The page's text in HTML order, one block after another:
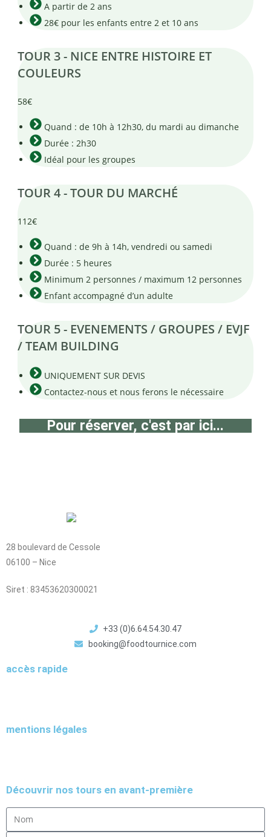
A partir de 2 ans
28€ pour les enfants entre 2 et 10 ans
TOUR 3 - NICE ENTRE HISTOIRE ET
COULEURS
58€
Quand : de 10h à 12h30, du mardi au dimanche
Durée : 2h30
Idéal pour les groupes
TOUR 4 - TOUR DU MARCHÉ
112€
Quand : de 9h à 14h, vendredi ou samedi
Durée : 5 heures
Minimum 2 personnes / maximum 12 personnes
Enfant accompagné d’un adulte
TOUR 5 - EVENEMENTS / GROUPES / EVJF
/ TEAM BUILDING
UNIQUEMENT SUR DEVIS
Contactez-nous et nous ferons le nécessaire
Pour réserver, c'est par ici...
28 boulevard de Cessole
06100 – Nice
Siret : 83453620300021
+33 (0)6.64.54.30.47
booking@foodtournice.com
accès rapide
mentions légales
Découvrir nos tours en avant-première